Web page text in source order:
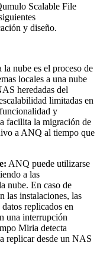
Scalable File
y diseño.
nube es el proceso de
locales a una nube
heredadas del
limitadas en
y
facilita la migración de
a ANQ al tiempo que
ANQ puede utilizarse
a las
nube. En caso de
las instalaciones, las
replicados en
una interrupción
Miria detecta
replicar desde un NAS